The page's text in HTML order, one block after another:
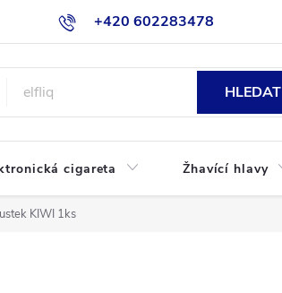
+420 602283478
Jak nakupovat
HLEDAT
cigareta Žhavící hlavy
KIWI 1ks